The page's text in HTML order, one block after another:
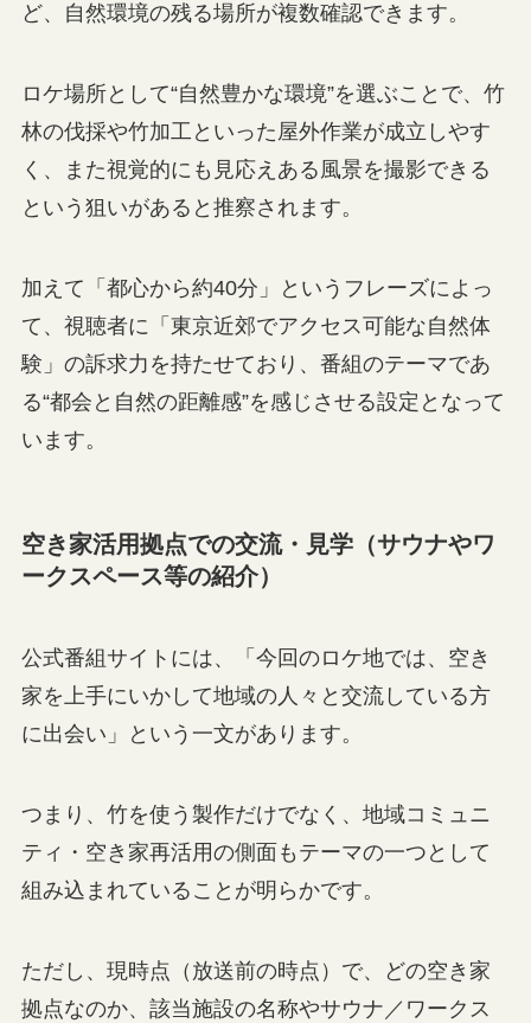
ど、自然環境の残る場所が複数確認できます。
ロケ場所として“自然豊かな環境”を選ぶことで、竹
林の伐採や竹加工といった屋外作業が成立しやす
く、また視覚的にも見応えある風景を撮影できる
という狙いがあると推察されます。
加えて「都心から約40分」というフレーズによっ
て、視聴者に「東京近郊でアクセス可能な自然体
験」の訴求力を持たせており、番組のテーマであ
る“都会と自然の距離感”を感じさせる設定となって
います。
空き家活用拠点での交流・見学（サウナやワ
ークスペース等の紹介）
公式番組サイトには、「今回のロケ地では、空き
家を上手にいかして地域の人々と交流している方
に出会い」という一文があります。
つまり、竹を使う製作だけでなく、地域コミュニ
ティ・空き家再活用の側面もテーマの一つとして
組み込まれていることが明らかです。
ただし、現時点（放送前の時点）で、どの空き家
拠点なのか、該当施設の名称やサウナ／ワークス